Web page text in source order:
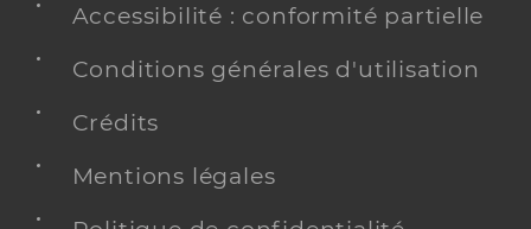
Accessibilité : conformité partielle
Conditions générales d'utilisation
Crédits
Mentions légales